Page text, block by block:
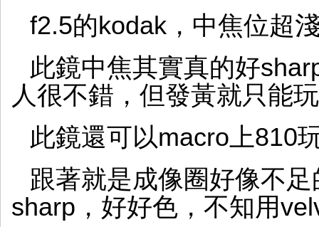
f2.5的kodak，中焦位超
此鏡中焦其實真的好
人很不錯，但發黃就只能
此鏡還可以macro上810
跟著就是成像圈好像不
sharp，好好色，不知用